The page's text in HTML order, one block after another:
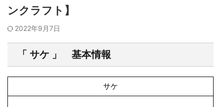
ンクラフト】
2022年9月7日
「 サケ 」 基本情報
サケ